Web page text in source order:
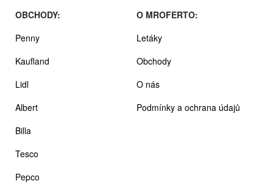
OBCHODY:
Penny
Kaufland
Lidl
Albert
Billa
Tesco
Pepco
O MROFERTO:
Letáky
Obchody
O nás
Podmínky a ochrana údajů